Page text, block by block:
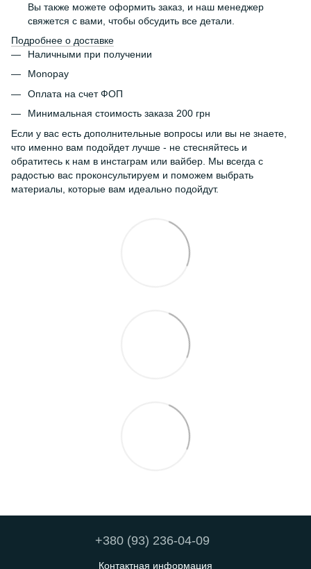
Вы также можете оформить заказ, и наш менеджер
свяжется с вами, чтобы обсудить все детали.
Подробнее о доставке
Наличными при получении
Monopay
Оплата на счет ФОП
Минимальная стоимость заказа 200 грн
Если у вас есть дополнительные вопросы или вы не знаете,
что именно вам подойдет лучше - не стесняйтесь и
обратитесь к нам в инстаграм или вайбер. Мы всегда с
радостью вас проконсультируем и поможем выбрать
материалы, которые вам идеально подойдут.
+380 (93) 236-04-09
Контактная информация